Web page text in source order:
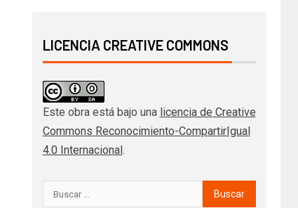
LICENCIA CREATIVE COMMONS
Este obra está bajo una licencia de Creative
Commons Reconocimiento-CompartirIgual
4.0 Internacional.